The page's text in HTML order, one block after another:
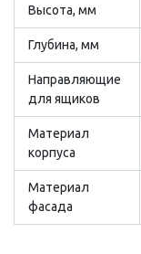
Высота, мм
Глубина, мм
Направляющие
для ящиков
Материал
корпуса
Материал
фасада